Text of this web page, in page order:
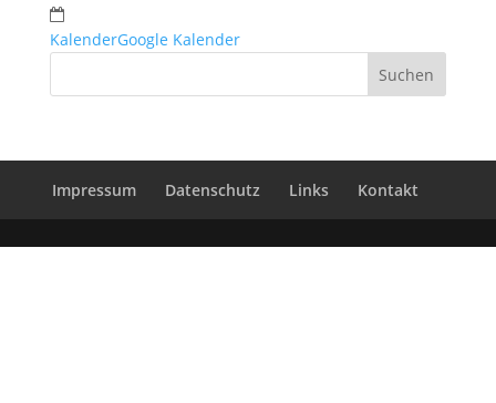
KalenderGoogle Kalender
Impressum Datenschutz Links Kontakt